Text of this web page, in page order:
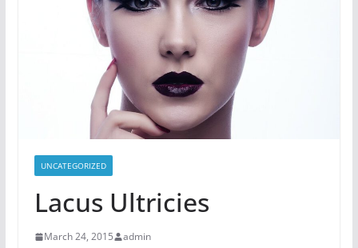
UNCATEGORIZED
Lacus Ultricies
March 24, 2015 admin